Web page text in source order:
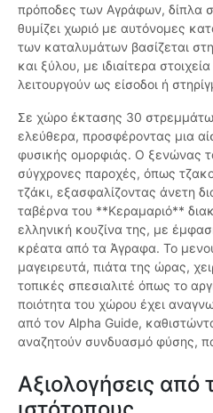
πρόποδες των Αγράφων, δίπλα
θυμίζει χωριό με αυτόνομες
των καταλυμάτων βασίζεται
και ξύλου, με ιδιαίτερα
λειτουργούν ως είσοδοι ή
Σε χώρο έκτασης 30
ελεύθερα, προσφέροντας μια
φυσικής ομορφιάς. Ο ξενώνας
σύγχρονες παροχές, όπως
τζάκι, εξασφαλίζοντας άνετη
ταβέρνα του **Κεραμαριό**
ελληνική κουζίνα της, με
κρέατα από τα Άγραφα. Το
μαγειρευτά, πιάτα της ώρας,
τοπικές σπεσιαλιτέ όπως το
ποιότητα του χώρου έχει
από τον Alpha Guide,
αναζητούν συνδυασμό φύσης,
Αξιολογήσεις